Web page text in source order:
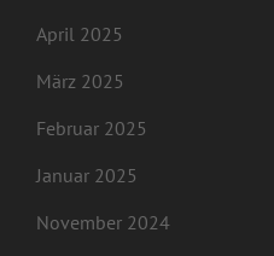
April 2025
März 2025
Februar 2025
Januar 2025
November 2024